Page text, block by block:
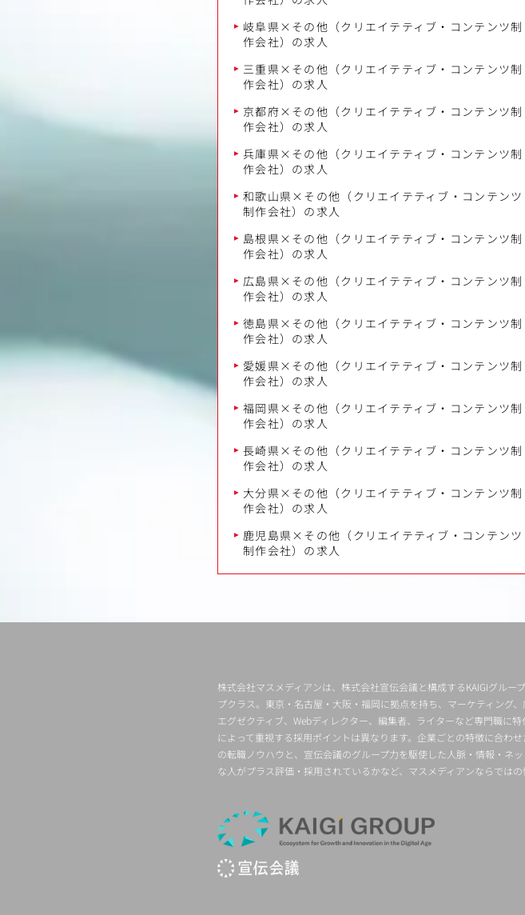
岐阜県×その他（クリエイテティブ・コンテンツ制
作会社）の求人
三重県×その他（クリエイテティブ・コンテンツ制
作会社）の求人
京都府×その他（クリエイテティブ・コンテンツ制
作会社）の求人
兵庫県×その他（クリエイテティブ・コンテンツ制
作会社）の求人
和歌山県×その他（クリエイテティブ・コンテンツ
制作会社）の求人
島根県×その他（クリエイテティブ・コンテンツ制
作会社）の求人
広島県×その他（クリエイテティブ・コンテンツ制
作会社）の求人
徳島県×その他（クリエイテティブ・コンテンツ制
作会社）の求人
愛媛県×その他（クリエイテティブ・コンテンツ制
作会社）の求人
福岡県×その他（クリエイテティブ・コンテンツ制
作会社）の求人
長崎県×その他（クリエイテティブ・コンテンツ制
作会社）の求人
大分県×その他（クリエイテティブ・コンテンツ制
作会社）の求人
鹿児島県×その他（クリエイテティブ・コンテンツ
制作会社）の求人
株式会社マスメディアンは、株式会社宣伝会議と構成するKAIGIグル
プクラス。東京・名古屋・大阪・福岡に拠点を持ち、マーケティング
エグゼクティブ、Webディレクター、編集者、ライターなど専門職に
によって重視する採用ポイントは異なります。企業ごとの特徴に合わ
の転職ノウハウと、宣伝会議のグループ力を駆使した人脈・情報・ネ
な人がプラス評価・採用されているかなど、マスメディアンならではの